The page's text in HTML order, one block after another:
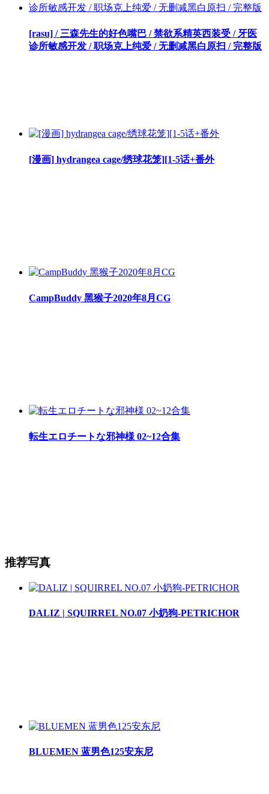
[rasu] / 三森先生的好色嘴巴 / 禁欲系精英西装受 / 牙医
诊所敏感开发 / 职场克上纯爱 / 无删减黑白原扫 / 完整版
[漫画] hydrangea cage/绣球花笼][1-5话+番外
CampBuddy 黑猴子2020年8月CG
転生エロチートな邪神様 02~12合集
推荐写真
DALIZ | SQUIRREL NO.07 小奶狗-PETRICHOR
BLUEMEN 蓝男色125安东尼